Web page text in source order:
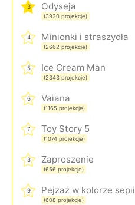
3 Odyseja
(3920 projekcje)
4 Minionki i straszydła
(2662 projekcje)
5 Ice Cream Man
(2343 projekcje)
6 Vaiana
(1165 projekcje)
7 Toy Story 5
(1074 projekcje)
8 Zaproszenie
(656 projekcje)
9 Pejzaż w kolorze sepii
(608 projekcje)